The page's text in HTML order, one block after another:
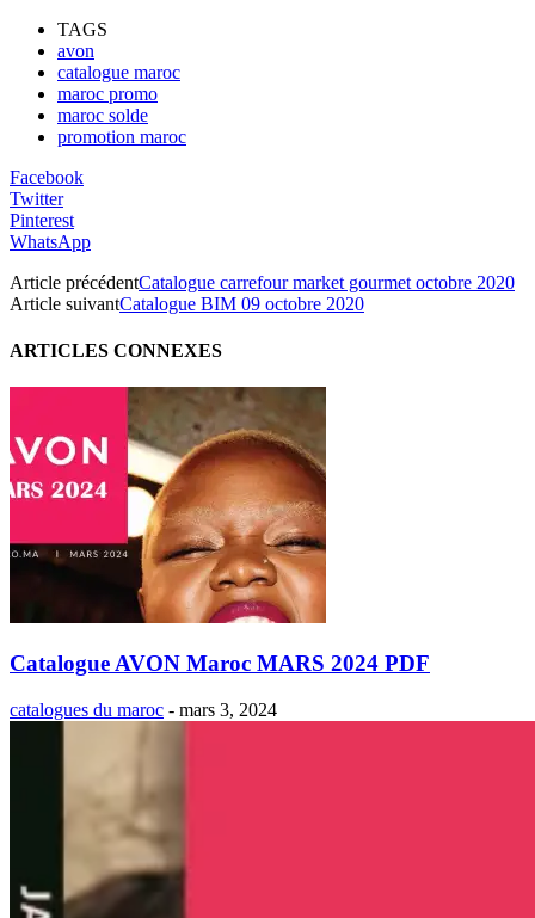
TAGS
avon
catalogue maroc
maroc promo
maroc solde
promotion maroc
Facebook
Twitter
Pinterest
WhatsApp
Article précédentCatalogue carrefour market gourmet octobre 2020
Article suivantCatalogue BIM 09 octobre 2020
ARTICLES CONNEXES
Catalogue AVON Maroc MARS 2024 PDF
catalogues du maroc - mars 3, 2024